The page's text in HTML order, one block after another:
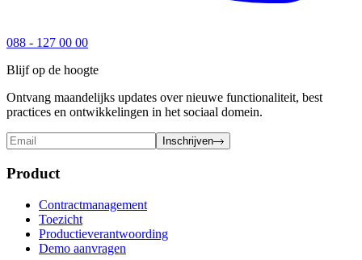
088 - 127 00 00
Blijf op de hoogte
Ontvang maandelijks updates over nieuwe functionaliteit, best
practices en ontwikkelingen in het sociaal domein.
Inschrijven
Product
Contractmanagement
Toezicht
Productieverantwoording
Demo aanvragen